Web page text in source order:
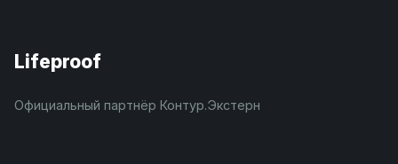
Lifeproof
Официальный партнёр Контур.Экстерн